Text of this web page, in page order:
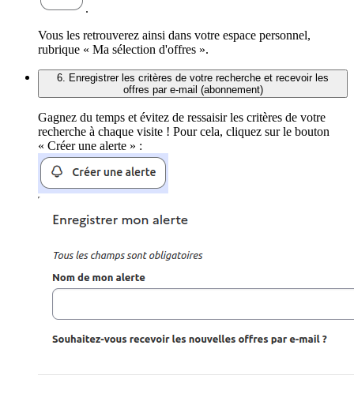
.
Vous les retrouverez ainsi dans votre espace personnel,
rubrique « Ma sélection d'offres ».
6. Enregistrer les critères de votre recherche et recevoir les
offres par e-mail (abonnement)
Gagnez du temps et évitez de ressaisir les critères de votre
recherche à chaque visite ! Pour cela, cliquez sur le bouton
« Créer une alerte » :